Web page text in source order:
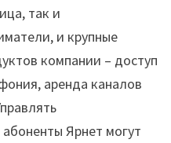
так и
и крупные
компании – доступ
аренда каналов
Ярнет могут